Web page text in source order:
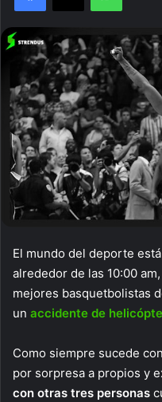
El mundo del deporte
alrededor de las 10:00 am,
mejores basquetbolistas
un accidente de
Como siempre sucede
por sorpresa a propios y
con otras tres personas